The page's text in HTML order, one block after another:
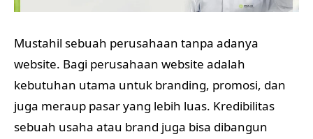
Mustahil sebuah perusahaan tanpa adanya
website. Bagi perusahaan website adalah
kebutuhan utama untuk branding, promosi, dan
juga meraup pasar yang lebih luas. Kredibilitas
sebuah usaha atau brand juga bisa dibangun